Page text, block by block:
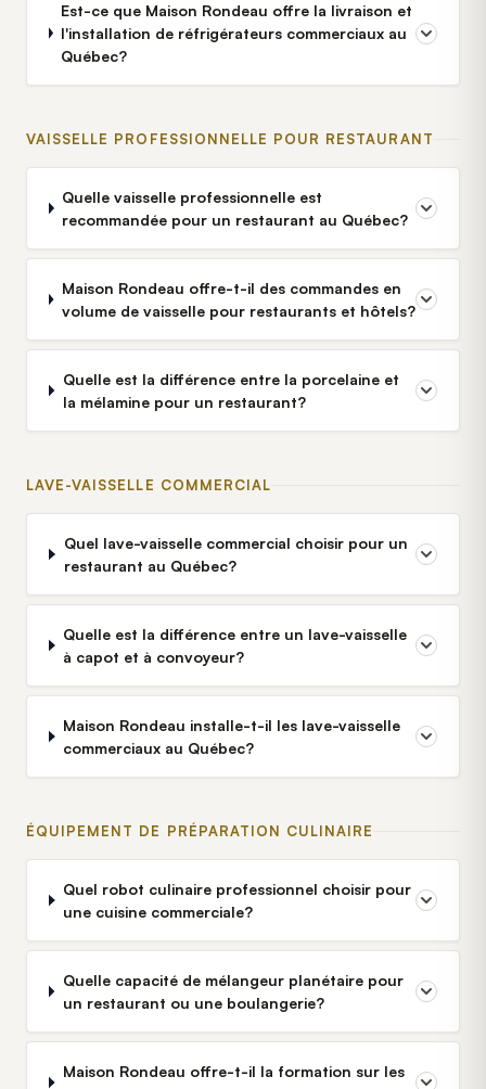
Est-ce que Maison Rondeau offre la livraison et
l'installation de réfrigérateurs commerciaux au
Québec?
VAISSELLE PROFESSIONNELLE POUR RESTAURANT
Quelle vaisselle professionnelle est
recommandée pour un restaurant au Québec?
Maison Rondeau offre-t-il des commandes en
volume de vaisselle pour restaurants et hôtels?
Quelle est la différence entre la porcelaine et
la mélamine pour un restaurant?
LAVE-VAISSELLE COMMERCIAL
Quel lave-vaisselle commercial choisir pour un
restaurant au Québec?
Quelle est la différence entre un lave-vaisselle
à capot et à convoyeur?
Maison Rondeau installe-t-il les lave-vaisselle
commerciaux au Québec?
ÉQUIPEMENT DE PRÉPARATION CULINAIRE
Quel robot culinaire professionnel choisir pour
une cuisine commerciale?
Quelle capacité de mélangeur planétaire pour
un restaurant ou une boulangerie?
Maison Rondeau offre-t-il la formation sur les